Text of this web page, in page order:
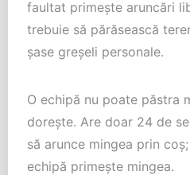
faultat primește aruncări
trebuie să părăsească
șase greșeli personale.
O echipă nu poate păstra
dorește. Are doar 24 de
să arunce mingea prin
echipă primește mingea.